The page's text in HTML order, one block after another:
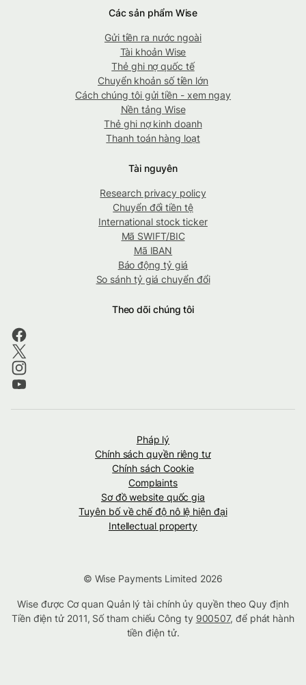
Các sản phẩm Wise
Gửi tiền ra nước ngoài
Tài khoản Wise
Thẻ ghi nợ quốc tế
Chuyển khoản số tiền lớn
Cách chúng tôi gửi tiền - xem ngay
Nền tảng Wise
Thẻ ghi nợ kinh doanh
Thanh toán hàng loạt
Tài nguyên
Research privacy policy
Chuyển đổi tiền tệ
International stock ticker
Mã SWIFT/BIC
Mã IBAN
Báo động tỷ giá
So sánh tỷ giá chuyển đổi
Theo dõi chúng tôi
Pháp lý
Chính sách quyền riêng tư
Chính sách Cookie
Complaints
Sơ đồ website quốc gia
Tuyên bố về chế độ nô lệ hiện đại
Intellectual property
© Wise Payments Limited 2026
Wise được Cơ quan Quản lý tài chính ủy quyền theo Quy định
Tiền điện tử 2011, Số tham chiếu Công ty 900507, để phát hành
tiền điện tử.